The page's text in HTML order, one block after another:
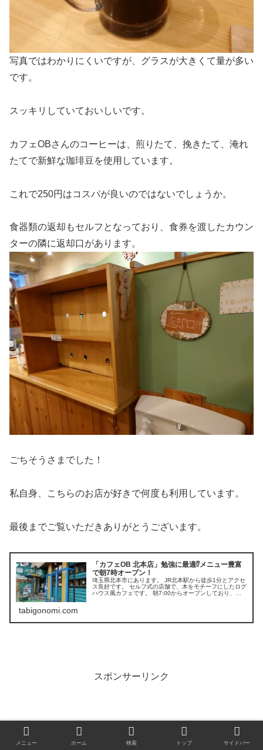
写真ではわかりにくいですが、グラスが大きくて量が多い
です。
スッキリしていておいしいです。
カフェOBさんのコーヒーは、煎りたて、挽きたて、淹れ
たてで新鮮な珈琲豆を使用しています。
これで250円はコスパが良いのではないでしょうか。
食器類の返却もセルフとなっており、食券を渡したカウン
ターの隣に返却口があります。
ごちそうさまでした！
私自身、こちらのお店が好きで何度も利用しています。
最後までご覧いただきありがとうございます。
「カフェOB 北本店」勉強に最適⁉メニュー豊富
で朝7時オープン！
埼玉県北本市にあります。 JR北本駅から徒歩1分とアクセ
ス良好です。 セルフ式の店舗で、木をモチーフにしたログ
ハウス風カフェです。 朝7:00からオープンしており、早
tabigonomi.com
スポンサーリンク
メニュー ホーム 検索 トップ サイドバー